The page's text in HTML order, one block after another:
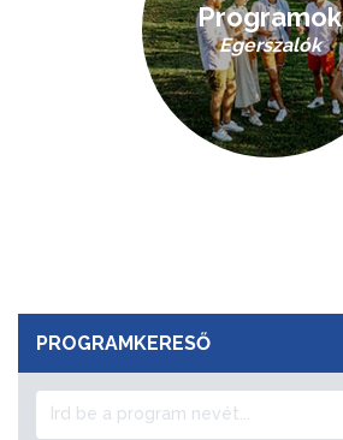
Programok
Egerszalók
PROGRAMKERESŐ